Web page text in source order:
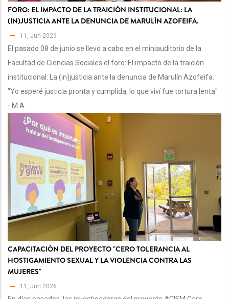
FORO: EL IMPACTO DE LA TRAICIÓN INSTITUCIONAL: LA
(IN)JUSTICIA ANTE LA DENUNCIA DE MARULÍN AZOFEIFA.
11, Jun 2026
El pasado 08 de junio se llevó a cabo en el miniauditorio de la
Facultad de Ciencias Sociales el foro: El impacto de la traición
institucional: La (in)justicia ante la denuncia de Marulín Azofeifa.
"Yo esperé justicia pronta y cumplida, lo que viví fue tortura lenta"
- M.A.
CAPACITACIÓN DEL PROYECTO "CERO TOLERANCIA AL
HOSTIGAMIENTO SEXUAL Y LA VIOLENCIA CONTRA LAS
MUJERES"
11, Jun 2026